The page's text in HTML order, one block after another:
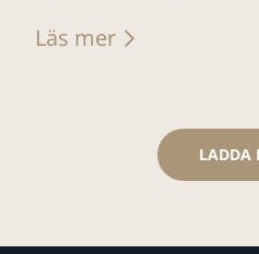
Läs mer
LADDA